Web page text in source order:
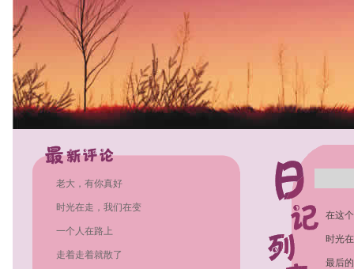
老大，有你真好
时光在走，我们在变
一个人在路上
走着走着就散了
在这
甜蜜
时光
最后